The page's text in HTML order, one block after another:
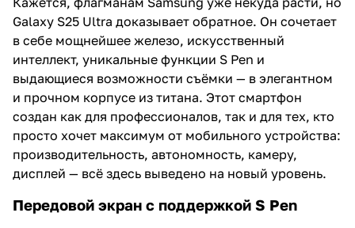
Galaxy S25 Ultra доказывает обратное. Он сочетает
в себе мощнейшее железо, искусственный
интеллект, уникальные функции S Pen и
выдающиеся возможности съёмки — в элегантном
и прочном корпусе из титана. Этот смартфон
создан как для профессионалов, так и для тех, кто
просто хочет максимум от мобильного устройства:
производительность, автономность, камеру,
дисплей — всё здесь выведено на новый уровень.
Передовой экран с поддержкой S Pen